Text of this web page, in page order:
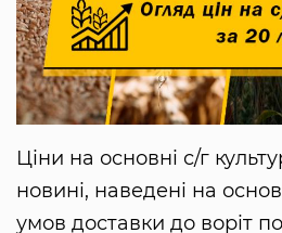
Ціни на основні с/г
новині, наведені на
умов доставки до воріт